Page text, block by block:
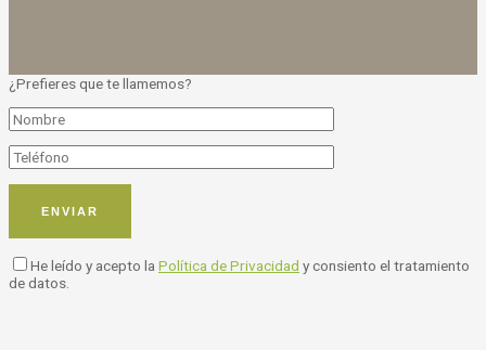
¿Prefieres que te llamemos?
He leído y acepto la Política de Privacidad y consiento el tratamiento
de datos.